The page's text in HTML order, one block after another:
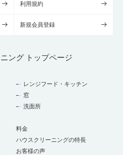
利用規約
新規会員登録
ング トップページ
レンジフード・キッチン
窓
洗面所
料金
ハウスクリーニングの特長
お客様の声